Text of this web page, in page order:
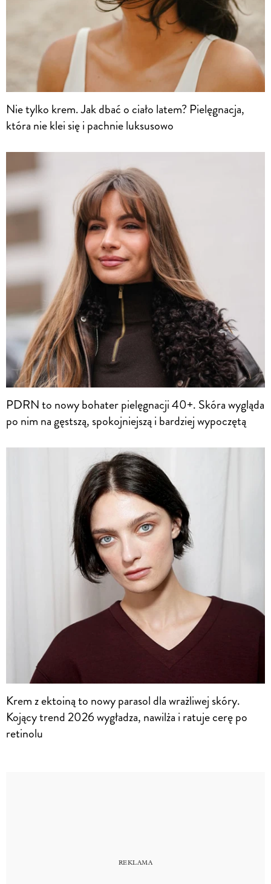
Nie tylko krem. Jak dbać o ciało latem? Pielęgnacja,
która nie klei się i pachnie luksusowo
PDRN to nowy bohater pielęgnacji 40+. Skóra wygląda
po nim na gęstszą, spokojniejszą i bardziej wypoczętą
Krem z ektoiną to nowy parasol dla wrażliwej skóry.
Kojący trend 2026 wygładza, nawilża i ratuje cerę po
retinolu